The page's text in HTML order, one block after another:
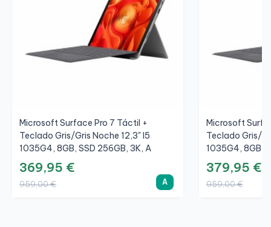
Microsoft Surface Pro 7 Táctil +
Teclado Gris/Gris Noche 12,3" I5
1035G4, 8GB, SSD 256GB, 3K, A
369,95 €
959,00 € A
Microsoft
Teclado Gris/
1035G4, 8GB,
379,95 €
959,00 €